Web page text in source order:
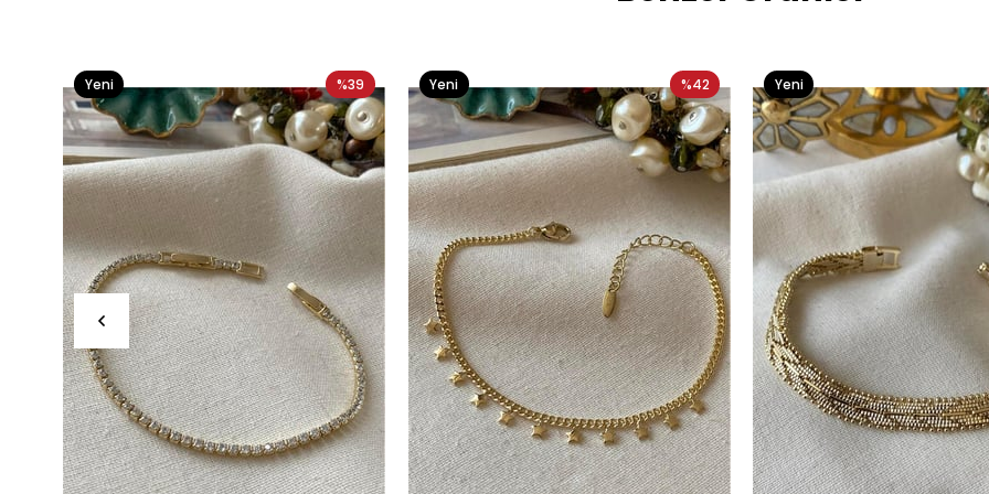
%39
Yeni
Ürün
%42
Yeni
Ürün
Yeni
Ürün